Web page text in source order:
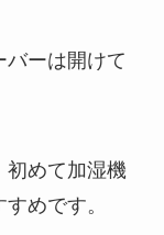
バーは開けて
初めて加湿機
めです。